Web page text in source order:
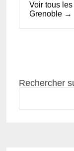
Voir tous
Grenoble →
Rechercher